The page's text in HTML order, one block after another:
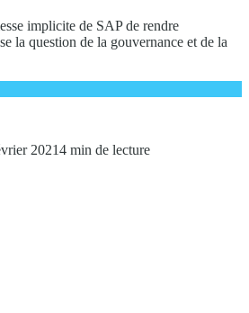
implicite de SAP de rendre
la question de la gouvernance et de la
20214 min de lecture